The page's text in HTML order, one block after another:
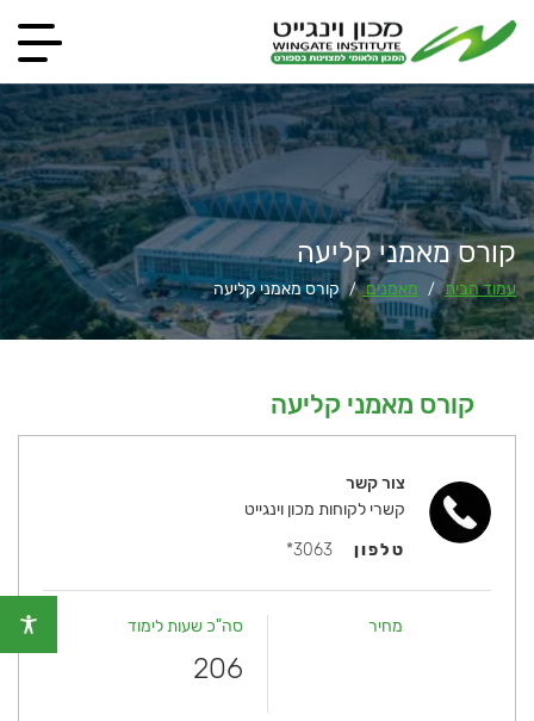
קורס מאמני קליעה
עמוד הבית / מאמנים / קורס מאמני קליעה
קורס מאמני קליעה
צור קשר
קשרי לקוחות מכון וינגייט
טלפון
3063*
מחיר סה"כ שעות לימוד
206